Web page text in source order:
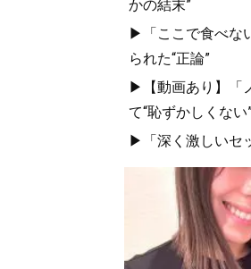
かの結末”
▶「ここで食べな
られた“正論”
▶【動画あり】「
て“恥ずかしくな
▶「深く激しいセ